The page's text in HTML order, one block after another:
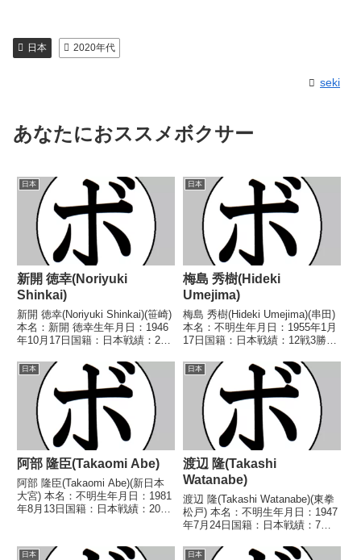
日本 2020年代
seki
あなたにおススメボクサー
日本
新開 徳幸(Noriyuki
Shinkai)
新開 徳幸(Noriyuki Shinkai)(笹崎)
本名：新開 徳幸生年月日：1946
年10月17日国籍：日本戦績：26
ル】1966年度全日本フライ級新
人王【戦歴】1965/06/17 ○4R判
定 (...
日本
梅島 秀樹(Hideki
Umejima)
梅島 秀樹(Hideki Umejima)(串田)
本名：不明生年月日：1955年1月
17日国籍：日本戦績：12戦3勝
【戦歴】1974/04/27 ●3RKO
須賀 義治(松田)1974/07/15
●1RK...
日本
阿部 隆臣(Takaomi Abe)
阿部 隆臣(Takaomi Abe)(新日本
大宮) 本名：不明生年月日：1981
年8月13日国籍：日本戦績：20戦
ェザー級新人王 【戦歴】
日本
渡辺 隆(Takashi
Watanabe)
渡辺 隆(Takashi Watanabe)(東拳
松戸) 本名：不明生年月日：1947
年7月24日国籍：日本戦績：7戦4
し 【戦歴】1967/08/02
日本 日本